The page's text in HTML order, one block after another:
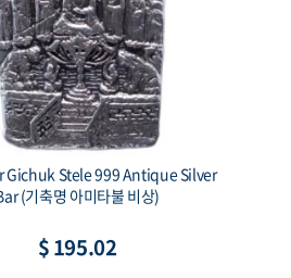
2017 Niue 1 oz Silver